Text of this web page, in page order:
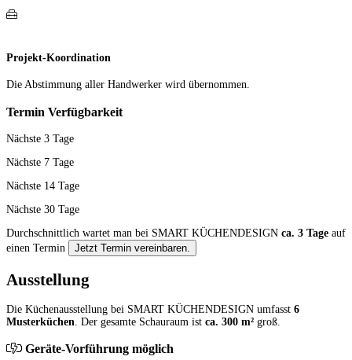
Projekt-Koordination
Die Abstimmung aller Hand­werker wird übernommen.
Termin Verfügbarkeit
Nächste 3 Tage
Nächste 7 Tage
Nächste 14 Tage
Nächste 30 Tage
Durchschnittlich wartet man bei SMART KÜCHENDESIGN ca. 3 Tage auf
einen Termin
Jetzt Termin vereinbaren.
Ausstellung
Die Küchenausstellung bei SMART KÜCHENDESIGN umfasst 6
Musterküchen. Der gesamte Schauraum ist ca. 300 m² groß.
Geräte-Vorführung möglich